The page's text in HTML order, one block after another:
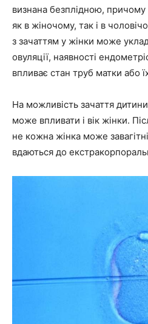
визнана безплідною,
як в жіночому, так і в
з зачаттям у жінки може
овуляції, наявності
впливає стан труб матки або
На можливість зачаття
може впливати і вік жінки.
не кожна жінка може
вдаються до